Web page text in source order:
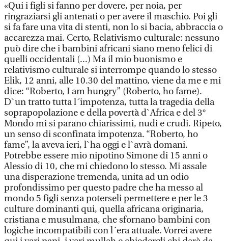
«Qui i figli si fanno per dovere, per noia, per
ringraziarsi gli antenati o per avere il maschio. Poi gli
si fa fare una vita di stenti, non lo si bacia, abbraccia o
accarezza mai. Certo, Relativismo culturale: nessuno
può dire che i bambini africani siano meno felici di
quelli occidentali (...) Ma il mio buonismo e
relativismo culturale si interrompe quando lo stesso
Elik, 12 anni, alle 10.30 del mattino, viene da me e mi
dice: “Roberto, I am hungry” (Roberto, ho fame).
D`un tratto tutta l´impotenza, tutta la tragedia della
soprapopolazione e della povertà d`Africa e del 3°
Mondo mi si parano chiarissimi, nudi e crudi. Ripeto,
un senso di sconfinata impotenza. “Roberto, ho
fame”, la aveva ieri, l`ha oggi e l`avrà domani.
Potrebbe essere mio nipotino Simone di 15 anni o
Alessio di 10, che mi chiedono lo stesso. Mi assale
una disperazione tremenda, unita ad un odio
profondissimo per questo padre che ha messo al
mondo 5 figli senza poterseli permettere e per le 3
culture dominanti qui, quella africana originaria,
cristiana e musulmana, che sfornano bambini con
logiche incompatibili con l´era attuale. Vorrei avere